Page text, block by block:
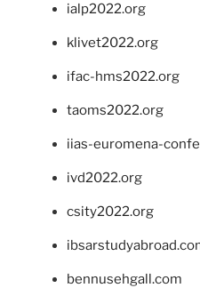
ialp2022.org
klivet2022.org
ifac-hms2022.org
taoms2022.org
iias-euromena-
ivd2022.org
csity2022.org
bennusehgall.com